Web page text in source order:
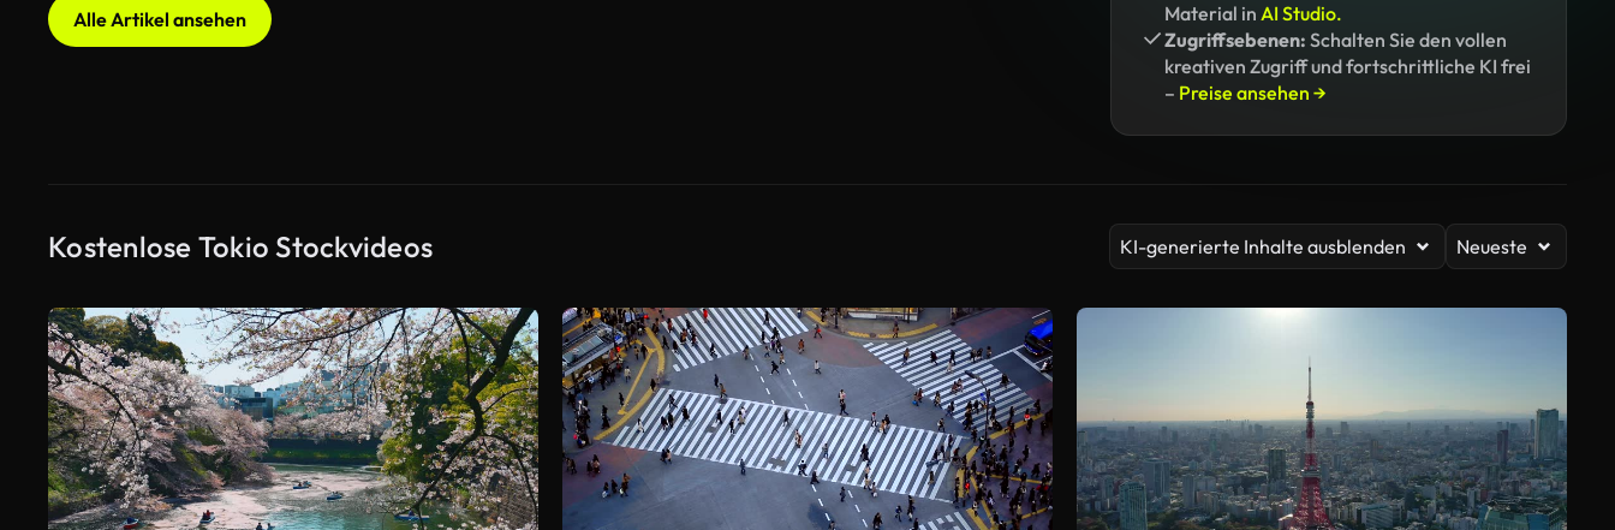
Alle Artikel ansehen
Material in AI Studio.
Zugriffsebenen: Schalten Sie den vollen
kreativen Zugriff und fortschrittliche KI frei
– Preise ansehen →
Kostenlose Tokio Stockvideos KI-generierte Inhalte ausblenden Neueste